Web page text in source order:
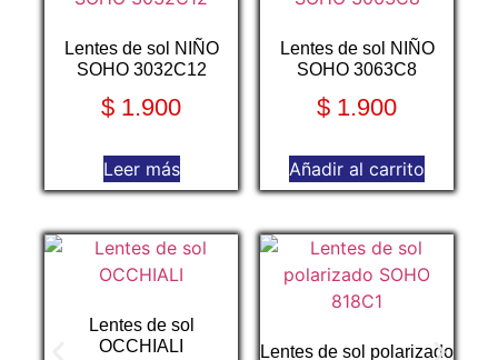
Lentes de sol NIÑO
SOHO 3032C12
$ 1.900
Leer más
Lentes de sol NIÑO
SOHO 3063C8
$ 1.900
Añadir al carrito
Lentes de sol
OCCHIALI
Lentes de sol polarizado